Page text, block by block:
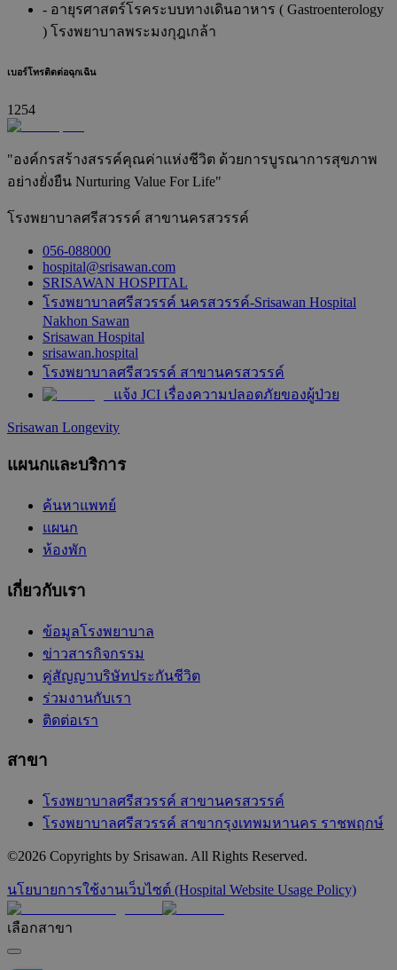
- อายุรศาสตร์โรคระบบทางเดินอาหาร ( Gastroenterology
) โรงพยาบาลพระมงกุฎเกล้า
เบอร์โทรติดต่อฉุกเฉิน
1254
"องค์กรสร้างสรรค์คุณค่าแห่งชีวิต ด้วยการบูรณาการสุขภาพ
อย่างยั่งยืน Nurturing Value For Life"
โรงพยาบาลศรีสวรรค์ สาขานครสวรรค์
056-088000
hospital@srisawan.com
SRISAWAN HOSPITAL
โรงพยาบาลศรีสวรรค์ นครสวรรค์-Srisawan Hospital
Nakhon Sawan
Srisawan Hospital
srisawan.hospital
โรงพยาบาลศรีสวรรค์ สาขานครสวรรค์
แจ้ง JCI เรื่องความปลอดภัยของผู้ป่วย
Srisawan Longevity
แผนกและบริการ
ค้นหาแพทย์
แผนก
ห้องพัก
เกี่ยวกับเรา
ข้อมูลโรงพยาบาล
ข่าวสารกิจกรรม
คู่สัญญาบริษัทประกันชีวิต
ร่วมงานกับเรา
ติดต่อเรา
สาขา
โรงพยาบาลศรีสวรรค์ สาขานครสวรรค์
โรงพยาบาลศรีสวรรค์ สาขากรุงเทพมหานคร ราชพฤกษ์
©2026 Copyrights by Srisawan. All Rights Reserved.
นโยบายการใช้งานเว็บไซต์ (Hospital Website Usage Policy)
เลือกสาขา